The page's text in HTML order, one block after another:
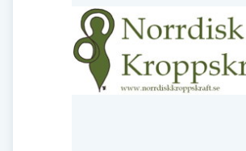
Fettreducering